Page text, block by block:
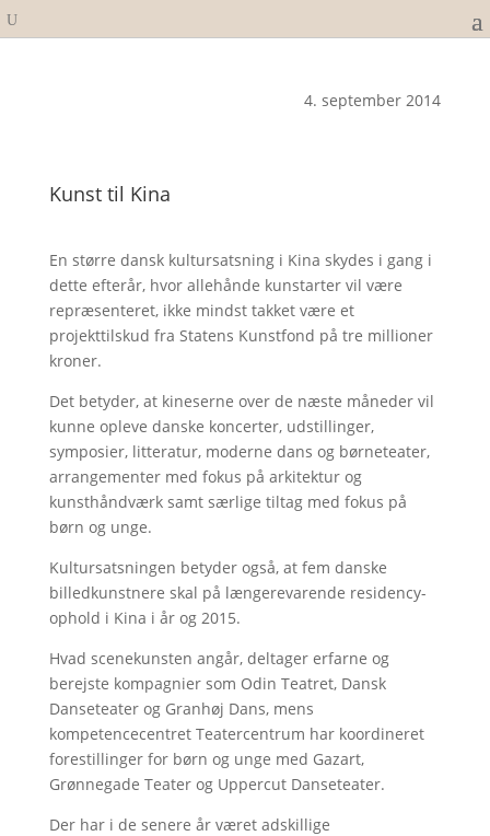
4. september 2014
Kunst til Kina
En større dansk kultursatsning i Kina skydes i gang i
dette efterår, hvor allehånde kunstarter vil være
repræsenteret, ikke mindst takket være et
projekttilskud fra Statens Kunstfond på tre millioner
kroner.
Det betyder, at kineserne over de næste måneder vil
kunne opleve danske koncerter, udstillinger,
symposier, litteratur, moderne dans og børneteater,
arrangementer med fokus på arkitektur og
kunsthåndværk samt særlige tiltag med fokus på
børn og unge.
Kultursatsningen betyder også, at fem danske
billedkunstnere skal på længerevarende residency-
ophold i Kina i år og 2015.
Hvad scenekunsten angår, deltager erfarne og
berejste kompagnier som Odin Teatret, Dansk
Danseteater og Granhøj Dans, mens
kompetencecentret Teatercentrum har koordineret
forestillinger for børn og unge med Gazart,
Grønnegade Teater og Uppercut Danseteater.
Der har i de senere år været adskillige